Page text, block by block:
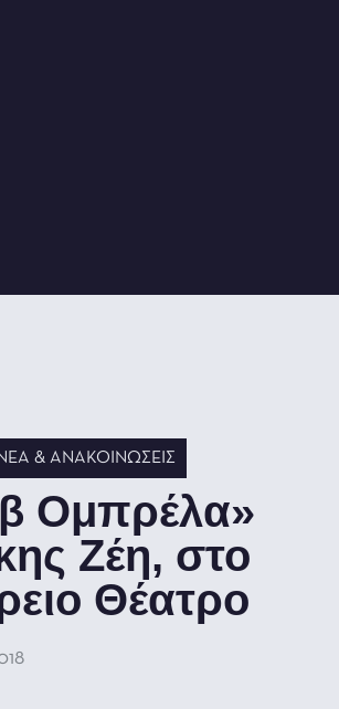
& ΑΝΑΚΟΙΝΏΣΕΙΣ
Ομπρέλα»
Ζέη, στο
Θέατρο